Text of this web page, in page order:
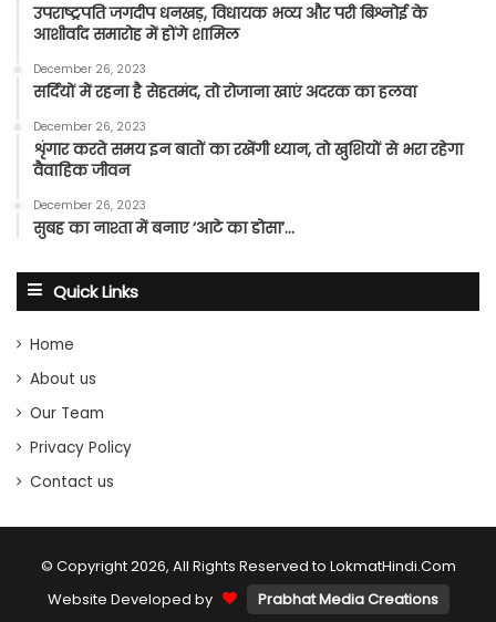
उपराष्ट्रपति जगदीप धनखड़, विधायक भव्य और परी बिश्नोई के
आशीर्वाद समारोह में होंगे शामिल
December 26, 2023
सर्दियों में रहना है सेहतमंद, तो रोजाना खाएं अदरक का हलवा
December 26, 2023
शृंगार करते समय इन बातों का रखेंगी ध्यान, तो खुशियों से भरा रहेगा
वैवाहिक जीवन
December 26, 2023
सुबह का नाश्ता में बनाए ‘आटे का डोसा’…
Quick Links
Home
About us
Our Team
Privacy Policy
Contact us
© Copyright 2026, All Rights Reserved to LokmatHindi.Com
Website Developed by
Prabhat Media Creations